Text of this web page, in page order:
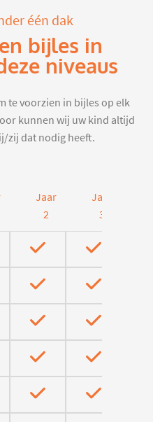
één dak
bijles in
niveaus
te voorzien in bijles op elk
kunnen wij uw kind altijd
zij dat nodig heeft.
Jaar
2
Jaar
3